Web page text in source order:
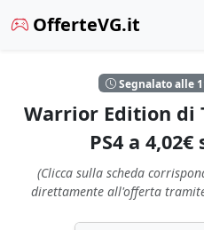
OfferteVG.it
Segnalato alle
Warrior Edition di
PS4 a
(Clicca sulla scheda
direttamente all'offerta